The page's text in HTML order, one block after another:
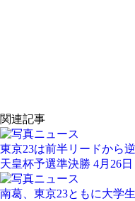
関連記事
東京23は前半リードから
天皇杯予選準決勝 4月26日
南葛、東京23ともに大学